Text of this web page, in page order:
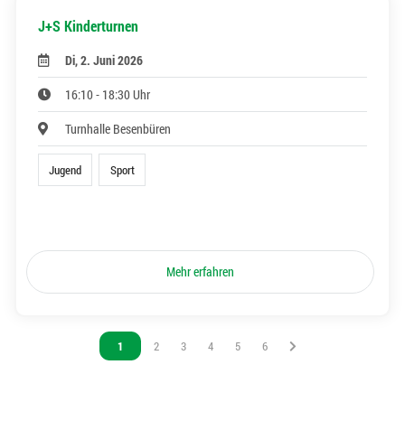
J+S Kinderturnen
Di, 2. Juni 2026
16:10 - 18:30 Uhr
Turnhalle Besenbüren
Jugend Sport
Mehr erfahren
Vous êtes sur la page
1 Vous êtes sur la page
2 Vous êtes sur la page
3 Vous êtes sur la page
4 Vous êtes sur la page
5 Vous êtes sur la page
6